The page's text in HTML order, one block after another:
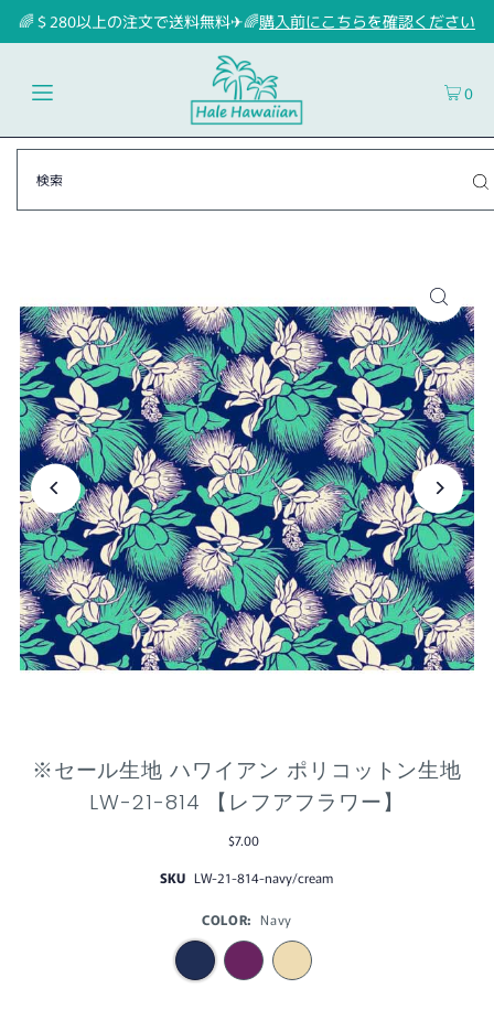
🌈＄280以上の注文で送料無料✈🌈購入前にこちらを確認ください
0
※セール生地 ハワイアン ポリコットン生地
LW-21-814 【レフアフラワー】
$7.00
SKU LW-21-814-navy/cream
COLOR: Navy